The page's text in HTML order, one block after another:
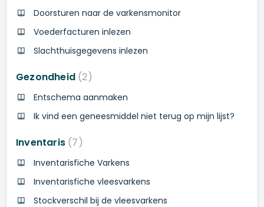
Doorsturen naar de varkensmonitor
Voederfacturen inlezen
Slachthuisgegevens inlezen
Gezondheid 2
Entschema aanmaken
Ik vind een geneesmiddel niet terug op mijn lijst?
Inventaris 7
Inventarisfiche Varkens
Inventarisfiche vleesvarkens
Stockverschil bij de vleesvarkens